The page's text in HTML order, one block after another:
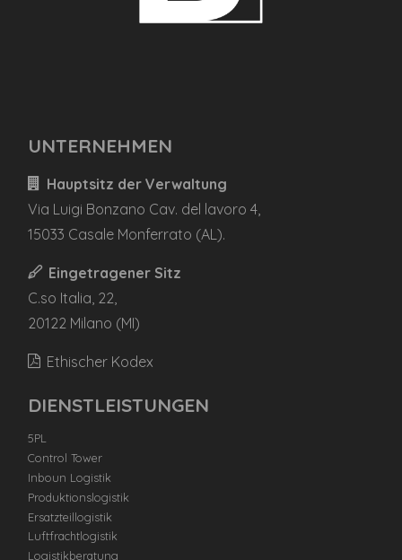
UNTERNEHMEN
Hauptsitz der Verwaltung
Via Luigi Bonzano Cav. del lavoro 4,
15033 Casale Monferrato (AL).
Eingetragener Sitz
C.so Italia, 22,
20122 Milano (MI)
Ethischer Kodex
DIENSTLEISTUNGEN
5PL
Control Tower
Inboun Logistik
Produktionslogistik
Ersatzteillogistik
Luftfrachtlogistik
Logistikberatung